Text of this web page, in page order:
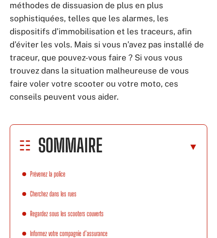
méthodes de dissuasion de plus en plus
sophistiquées, telles que les alarmes, les
dispositifs d’immobilisation et les traceurs, afin
d’éviter les vols. Mais si vous n’avez pas installé de
traceur, que pouvez-vous faire ? Si vous vous
trouvez dans la situation malheureuse de vous
faire voler votre scooter ou votre moto, ces
conseils peuvent vous aider.
SOMMAIRE
Prévenez la police
Cherchez dans les rues
Regardez sous les scooters couverts
Informez votre compagnie d’assurance